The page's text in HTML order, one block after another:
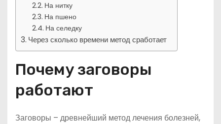
На нитку
На пшено
На селедку
Через сколько времени метод сработает
Почему заговоры
работают
Заговоры – древнейший метод лечения болезней,